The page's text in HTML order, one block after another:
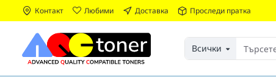
Контакт Любими Доставка Проследи пратка
Всички